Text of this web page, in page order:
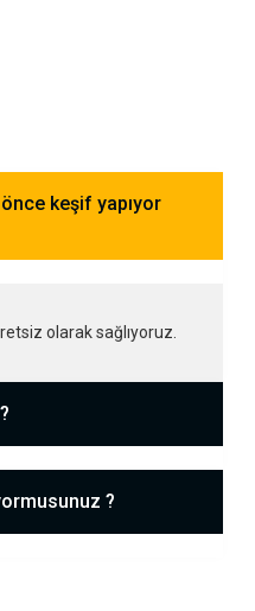
keşif yapıyor
olarak sağlıyoruz.
?